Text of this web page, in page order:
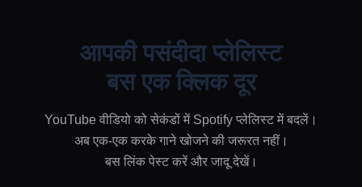
आपकी पसंदीदा प्लेलिस्ट
बस एक क्लिक दूर
YouTube वीडियो को सेकंडों में Spotify प्लेलिस्ट में बदलें।
अब एक-एक करके गाने खोजने की जरूरत नहीं।
बस लिंक पेस्ट करें और जादू देखें।